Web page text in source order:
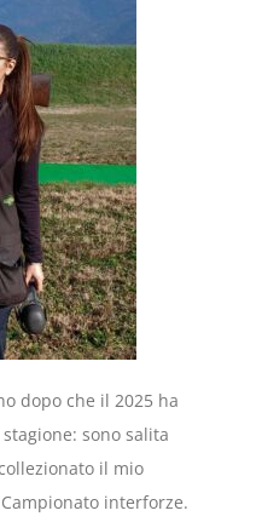
dopo che il 2025 ha
sono salita
il mio
interforze.